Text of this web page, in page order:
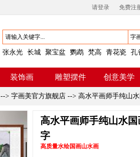
请登录 免费注
张永光 长城 聚宝盆 鹦鹉 梵高 青花瓷 孔
装饰画 雕塑摆件 创意美学
--> 字画美官方旗舰店 --> 高水平画师手纯山
高水平画师手纯山水
字
高质量水绘国画山水画